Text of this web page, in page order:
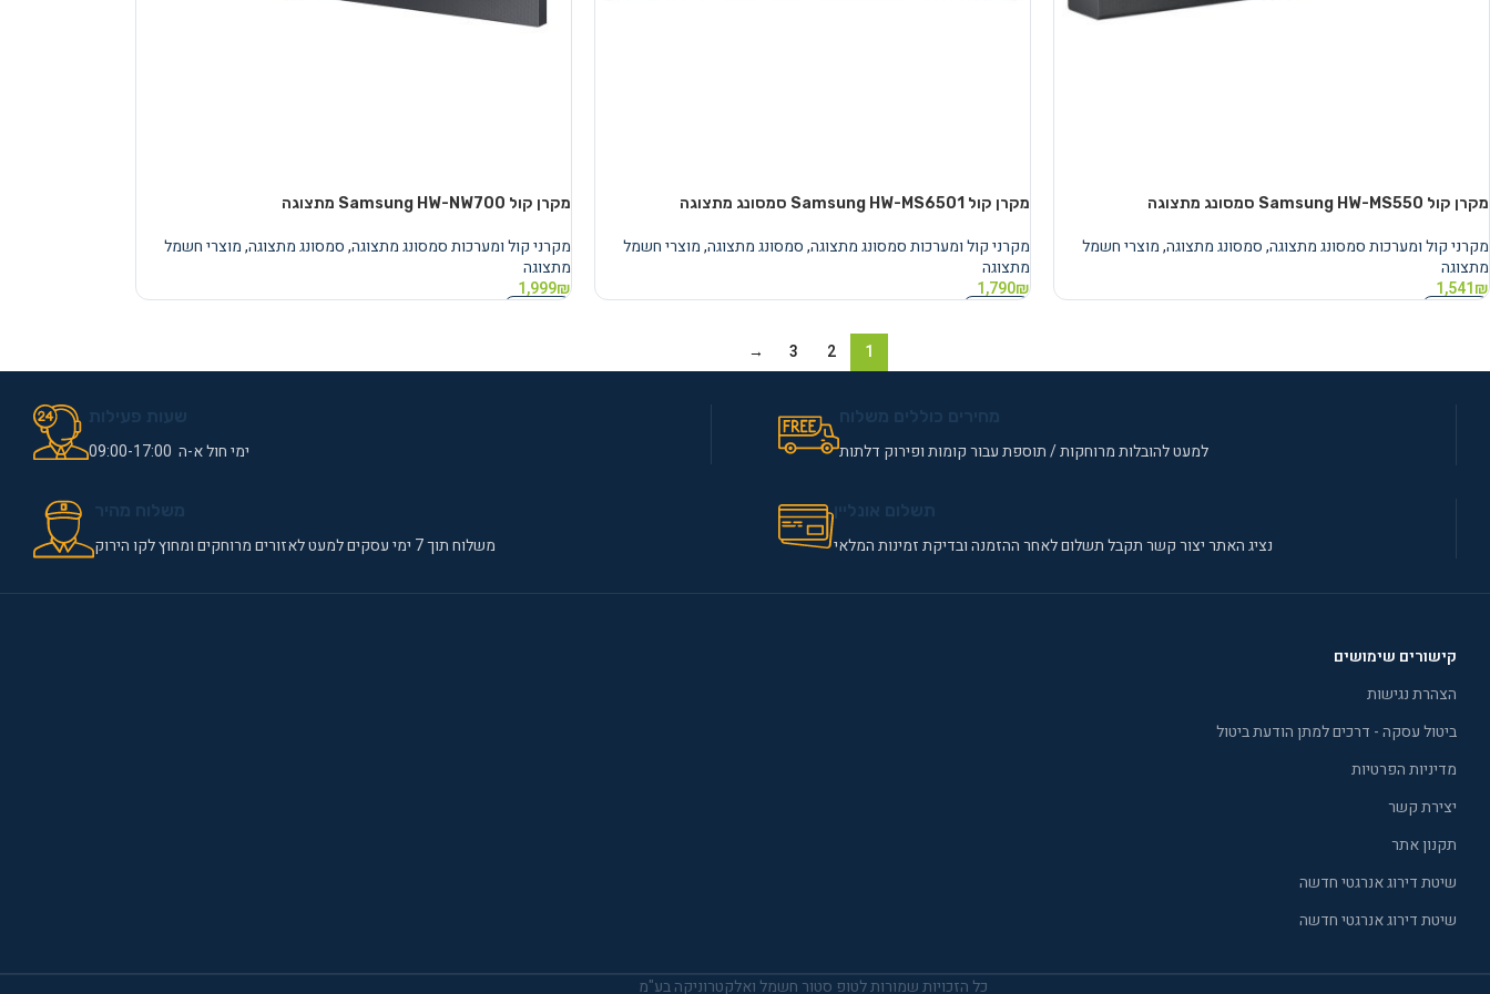
מקרן קול Samsung HW-MS550 סמסונג מתצוגה
מקרני קול ומערכות סמסונג מתצוגה,סמסונג מתצוגה,מוצרי חשמל
מתצוגה
1,541₪
מידע נוסף
מקרן קול Samsung HW-MS6501 סמסונג מתצוגה
מקרני קול ומערכות סמסונג מתצוגה,סמסונג מתצוגה,מוצרי חשמל
מתצוגה
1,790₪
מידע נוסף
מקרן קול Samsung HW-NW700 מתצוגה
מקרני קול ומערכות סמסונג מתצוגה,סמסונג מתצוגה,מוצרי חשמל
מתצוגה
1,999₪
מידע נוסף
1
2
3
→
למעט להובלות מרוחקות / תוספת עבור קומות ופירוק דלתות ימי חול א-ה 09:00-17:00
נציג האתר יצור קשר תקבל תשלום לאחר ההזמנה ובדיקת זמינות המלאי משלוח תוך 7 ימי עסקים למעט לאזורים מרוחקים ומחוץ לקו הירוק
קישורים שימושים
הצהרת נגישות
ביטול עסקה - דרכים למתן הודעת ביטול
מדיניות הפרטיות
יצירת קשר
תקנון אתר
שיטת דירוג אנרגטי חדשה
שיטת דירוג אנרגטי חדשה
כל הזכויות שמורות לטופ סטור חשמל ואלקטרוניקה בע"מ